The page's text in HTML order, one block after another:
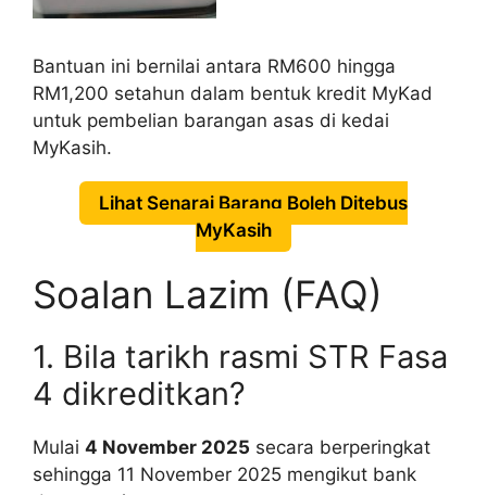
Bantuan ini bernilai antara RM600 hingga
RM1,200 setahun dalam bentuk kredit MyKad
untuk pembelian barangan asas di kedai
MyKasih.
Lihat Senarai Barang Boleh Ditebus
MyKasih
Soalan Lazim (FAQ)
1. Bila tarikh rasmi STR Fasa
4 dikreditkan?
Mulai 4 November 2025 secara berperingkat
sehingga 11 November 2025 mengikut bank